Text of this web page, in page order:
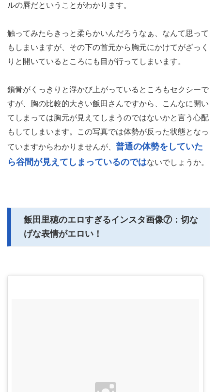
ルの唇だということがわかります。
触ってみたらきっと柔らかいんだろうなぁ、なんて思って
もしまいますが、その下の首元から胸元にかけてがざっく
りと開いているところにも目が行ってしまいます。
鎖骨がくっきりと浮かび上がっているところもセクシーで
すが、胸の比較的大きい飯田さんですから、こんなに開い
てしまっては胸元が見えてしまうのではないかと言う心配
もしてしまいます。この写真では体勢が反った状態となっ
ていますからわかりませんが、 普通の体勢をしていた
ら谷間が見えてしまっているのではないでしょうか。
飯田里穂のエロすぎるインスタ画像⑦：切な
げな表情がエロい！